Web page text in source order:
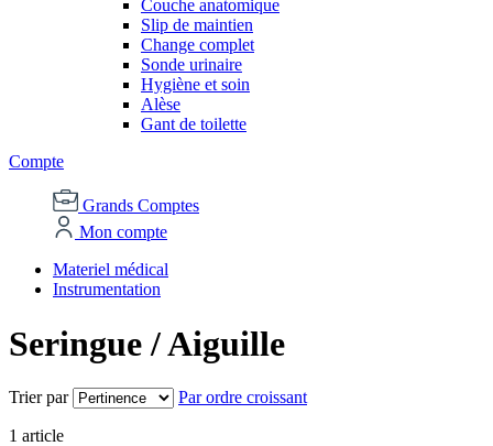
Couche anatomique
Slip de maintien
Change complet
Sonde urinaire
Hygiène et soin
Alèse
Gant de toilette
Compte
Grands Comptes
Mon compte
Materiel médical
Instrumentation
Seringue / Aiguille
Trier par Par ordre croissant
1 article